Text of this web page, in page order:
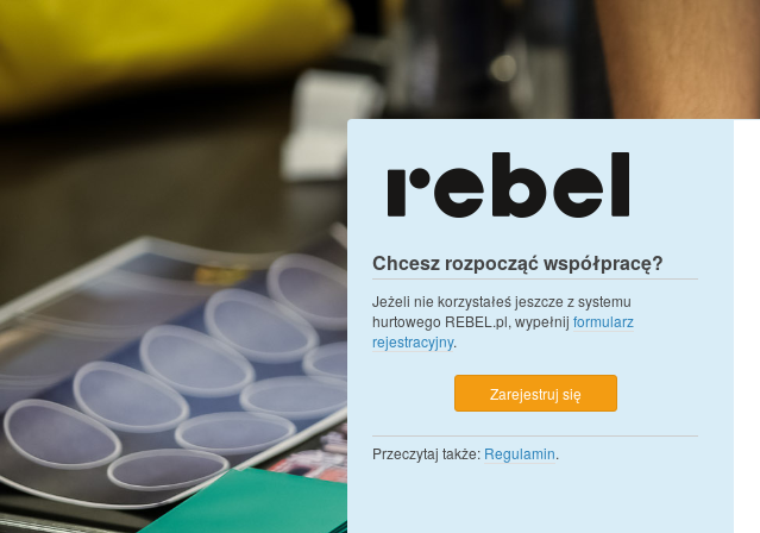
Chcesz rozpocząć współpracę?
Jeżeli nie korzystałeś jeszcze z systemu
hurtowego REBEL.pl, wypełnij formularz
rejestracyjny.
Zarejestruj się
Przeczytaj także: Regulamin.